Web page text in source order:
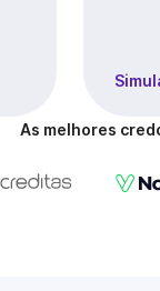
As melhores